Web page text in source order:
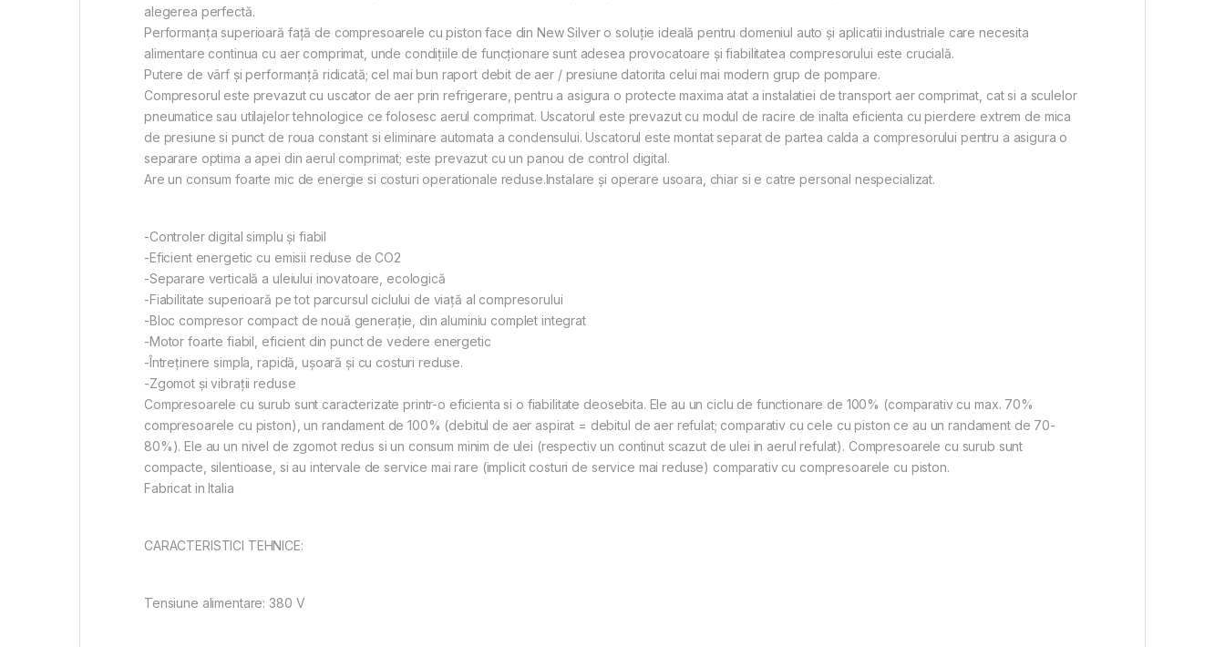
alegerea perfectă.
Performanța superioară față de compresoarele cu piston face din New Silver o soluție ideală pentru domeniul auto și aplicatii industriale care necesita
alimentare continua cu aer comprimat, unde condițiile de funcționare sunt adesea provocatoare și fiabilitatea compresorului este crucială.
Putere de vârf și performanță ridicată; cel mai bun raport debit de aer / presiune datorita celui mai modern grup de pompare.
Compresorul este prevazut cu uscator de aer prin refrigerare, pentru a asigura o protecte maxima atat a instalatiei de transport aer comprimat, cat si a sculelor
pneumatice sau utilajelor tehnologice ce folosesc aerul comprimat. Uscatorul este prevazut cu modul de racire de inalta eficienta cu pierdere extrem de mica
de presiune si punct de roua constant si eliminare automata a condensului. Uscatorul este montat separat de partea calda a compresorului pentru a asigura o
separare optima a apei din aerul comprimat; este prevazut cu un panou de control digital.
Are un consum foarte mic de energie si costuri operationale reduse.Instalare și operare usoara, chiar si e catre personal nespecializat.
-Controler digital simplu și fiabil
-Eficient energetic cu emisii reduse de CO2
-Separare verticală a uleiului inovatoare, ecologică
-Fiabilitate superioară pe tot parcursul ciclului de viață al compresorului
-Bloc compresor compact de nouă generație, din aluminiu complet integrat
-Motor foarte fiabil, eficient din punct de vedere energetic
-Întreținere simpla, rapidă, ușoară și cu costuri reduse.
-Zgomot și vibrații reduse
Compresoarele cu surub sunt caracterizate printr-o eficienta si o fiabilitate deosebita. Ele au un ciclu de functionare de 100% (comparativ cu max. 70%
compresoarele cu piston), un randament de 100% (debitul de aer aspirat = debitul de aer refulat; comparativ cu cele cu piston ce au un randament de 70-
80%). Ele au un nivel de zgomot redus si un consum minim de ulei (respectiv un continut scazut de ulei in aerul refulat). Compresoarele cu surub sunt
compacte, silentioase, si au intervale de service mai rare (implicit costuri de service mai reduse) comparativ cu compresoarele cu piston.
Fabricat in Italia
CARACTERISTICI TEHNICE:
Tensiune alimentare: 380 V